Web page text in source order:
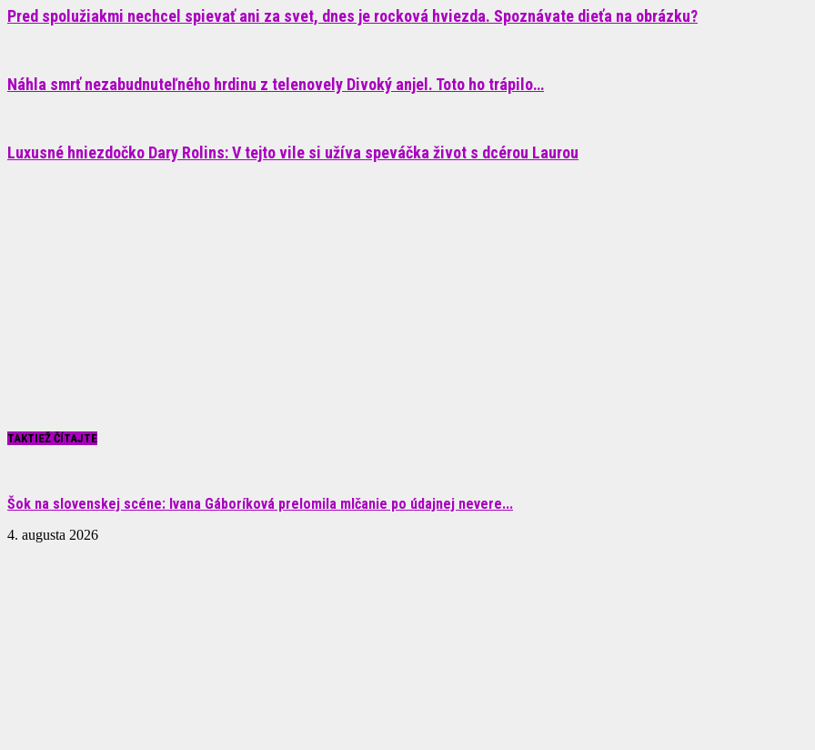
Pred spolužiakmi nechcel spievať ani za svet, dnes je rocková hviezda. Spoznávate dieťa na obrázku?
Náhla smrť nezabudnuteľného hrdinu z telenovely Divoký anjel. Toto ho trápilo…
Luxusné hniezdočko Dary Rolins: V tejto vile si užíva speváčka život s dcérou Laurou
TAKTIEŽ ČÍTAJTE
Šok na slovenskej scéne: Ivana Gáboríková prelomila mlčanie po údajnej nevere...
4. augusta 2026